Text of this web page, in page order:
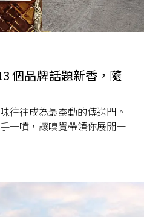
個品牌話題新香，隨
往往成為最靈動的傳送門。
一噴，讓嗅覺帶領你展開一